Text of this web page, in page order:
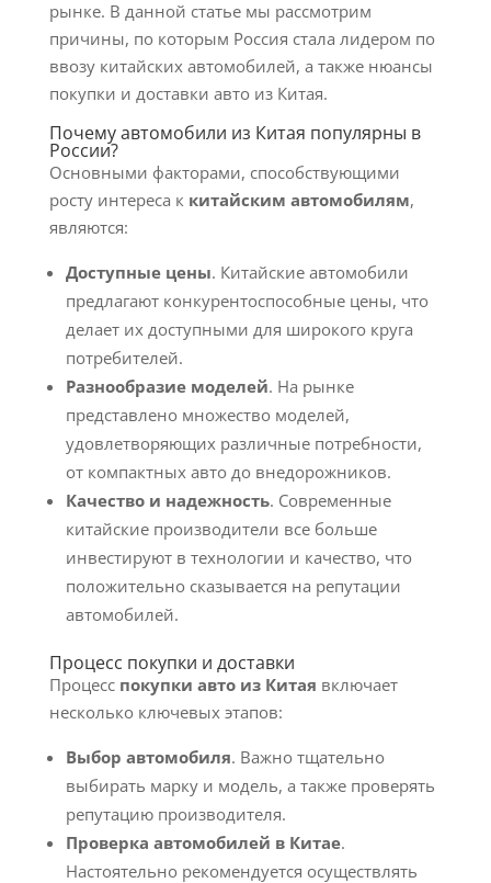
рынке. В данной статье мы рассмотрим
причины, по которым Россия стала лидером по
ввозу китайских автомобилей, а также нюансы
покупки и доставки авто из Китая.
Почему автомобили из Китая популярны в
России?
Основными факторами, способствующими
росту интереса к китайским автомобилям,
являются:
Доступные цены. Китайские автомобили
предлагают конкурентоспособные цены, что
делает их доступными для широкого круга
потребителей.
Разнообразие моделей. На рынке
представлено множество моделей,
удовлетворяющих различные потребности,
от компактных авто до внедорожников.
Качество и надежность. Современные
китайские производители все больше
инвестируют в технологии и качество, что
положительно сказывается на репутации
автомобилей.
Процесс покупки и доставки
Процесс покупки авто из Китая включает
несколько ключевых этапов:
Выбор автомобиля. Важно тщательно
выбирать марку и модель, а также проверять
репутацию производителя.
Проверка автомобилей в Китае.
Настоятельно рекомендуется осуществлять